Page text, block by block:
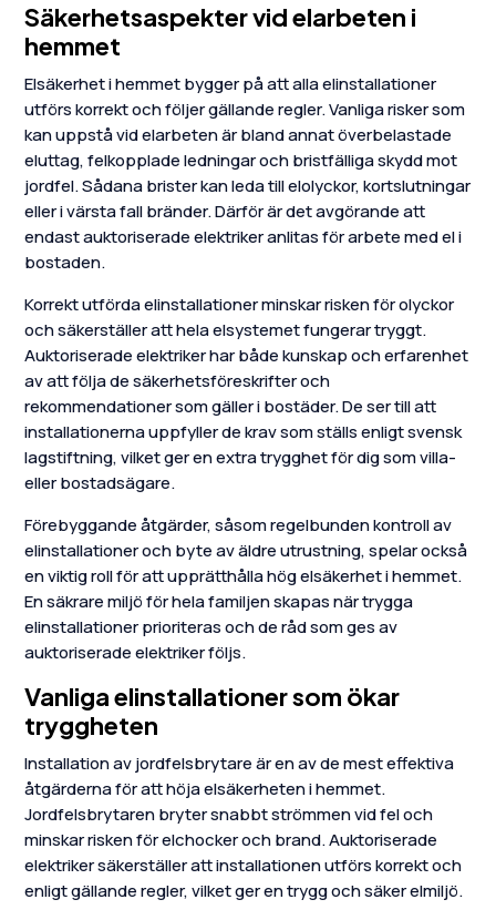
Säkerhetsaspekter vid elarbeten i
hemmet
Elsäkerhet i hemmet bygger på att alla elinstallationer
utförs korrekt och följer gällande regler. Vanliga risker som
kan uppstå vid elarbeten är bland annat överbelastade
eluttag, felkopplade ledningar och bristfälliga skydd mot
jordfel. Sådana brister kan leda till elolyckor, kortslutningar
eller i värsta fall bränder. Därför är det avgörande att
endast auktoriserade elektriker anlitas för arbete med el i
bostaden.
Korrekt utförda elinstallationer minskar risken för olyckor
och säkerställer att hela elsystemet fungerar tryggt.
Auktoriserade elektriker har både kunskap och erfarenhet
av att följa de säkerhetsföreskrifter och
rekommendationer som gäller i bostäder. De ser till att
installationerna uppfyller de krav som ställs enligt svensk
lagstiftning, vilket ger en extra trygghet för dig som villa-
eller bostadsägare.
Förebyggande åtgärder, såsom regelbunden kontroll av
elinstallationer och byte av äldre utrustning, spelar också
en viktig roll för att upprätthålla hög elsäkerhet i hemmet.
En säkrare miljö för hela familjen skapas när trygga
elinstallationer prioriteras och de råd som ges av
auktoriserade elektriker följs.
Vanliga elinstallationer som ökar
tryggheten
Installation av jordfelsbrytare är en av de mest effektiva
åtgärderna för att höja elsäkerheten i hemmet.
Jordfelsbrytaren bryter snabbt strömmen vid fel och
minskar risken för elchocker och brand. Auktoriserade
elektriker säkerställer att installationen utförs korrekt och
enligt gällande regler, vilket ger en trygg och säker elmiljö.